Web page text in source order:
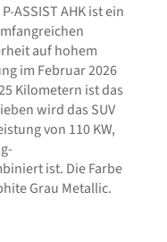
P-ASSIST AHK ist ein
auf hohem
im Februar 2026
Kilometern ist das
wird das SUV
von 110 KW,
ist. Die Farbe
Grau Metallic.